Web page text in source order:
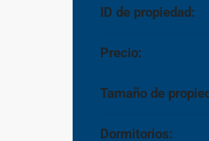
ID de propiedad:
Precio:
Tamaño de
Dormitorios: